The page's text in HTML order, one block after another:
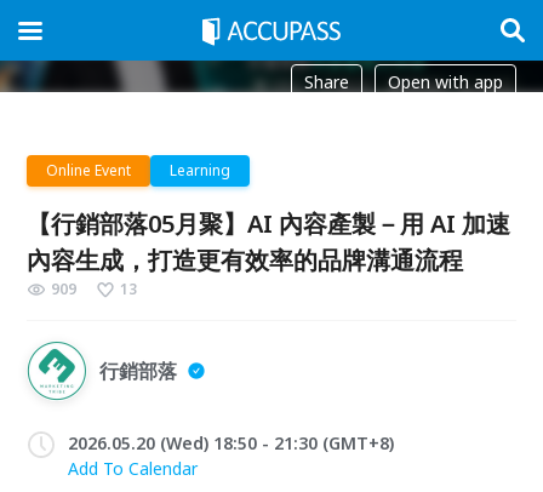
Share Open with app
Online Event Learning
【行銷部落05月聚】AI 內容產製－用 AI 加速
內容生成，打造更有效率的品牌溝通流程
909 13
行銷部落
2026.05.20 (Wed) 18:50 - 21:30 (GMT+8)
Add To Calendar